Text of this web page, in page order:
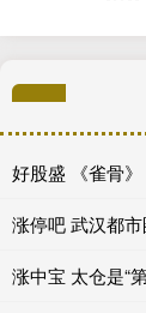
涨停吧 武汉都